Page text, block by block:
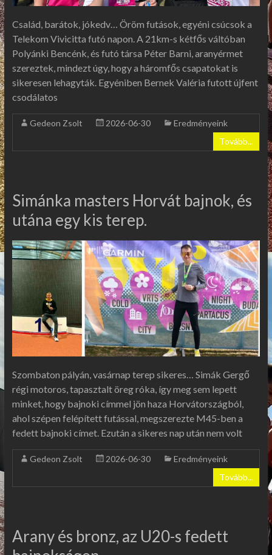
Család, barátok, jókedv… Öröm futások, egyéni csúcsok a
Telekom Vivicitta futó napon. A 21km-s kétfős váltóban
Polyánki Bencénk, és futó társa Péter Barni, aranyérmet
szereztek, mindezt úgy, hogy a háromfős csapatokat is
sikeresen lehagyták. Egyéniben Bernek Valéria futott újfent
csodálatos
Gedeon Zsolt 2026-06-30
Eredményeink
Tovább...
Simánka masters Horvát bajnok, és
utána egy kis terep.
Szombaton pályán, vasárnap terep sikeres… Simák Gergő
régi motoros, tapasztalt öreg róka, így meg sem lepett
minket, hogy bajnoki címmel jön haza Horvátországból,
ahol szépen felépített futással, megszerezte M45-ben a
fedett bajnoki címet. Ezután a sikeres nap után nem volt
Gedeon Zsolt 2026-06-30
Eredményeink
Tovább...
Arany és bronz, az U20-s fedett